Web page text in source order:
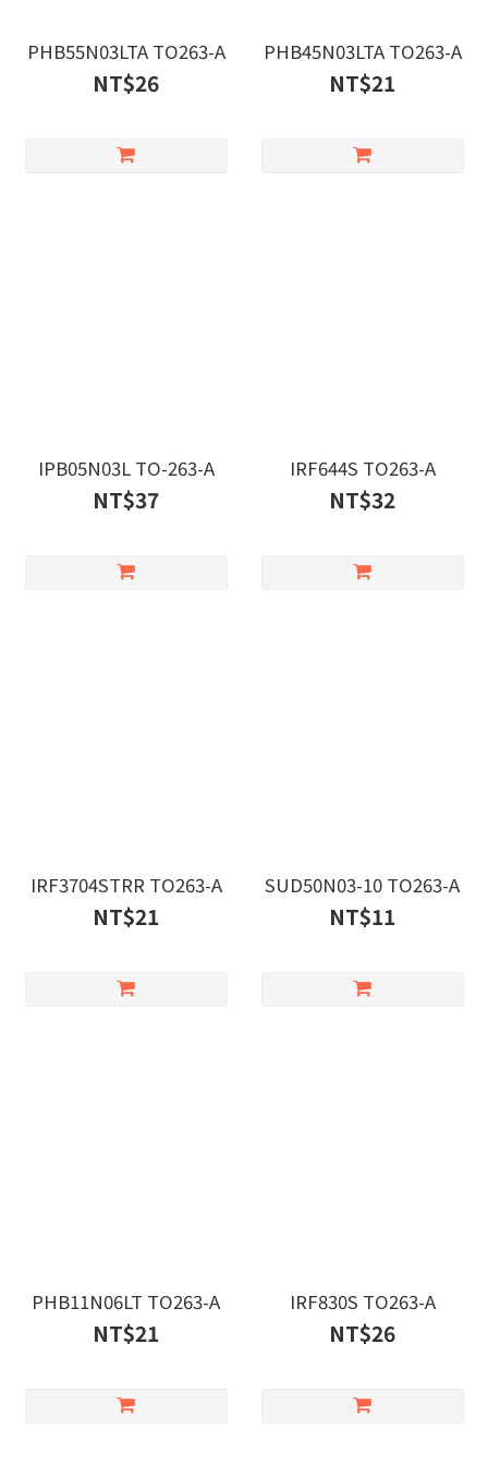
PHB55N03LTA TO263-A
NT$26
PHB45N03LTA TO263-A
NT$21
IPB05N03L TO-263-A
NT$37
IRF644S TO263-A
NT$32
IRF3704STRR TO263-A
NT$21
SUD50N03-10 TO263-A
NT$11
PHB11N06LT TO263-A
NT$21
IRF830S TO263-A
NT$26